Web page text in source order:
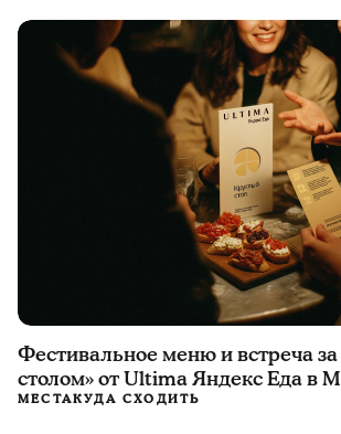
Фестивальное меню и встреча
столом» от Ultima Яндекс Еда в
МЕСТАКУДА СХОДИТЬ